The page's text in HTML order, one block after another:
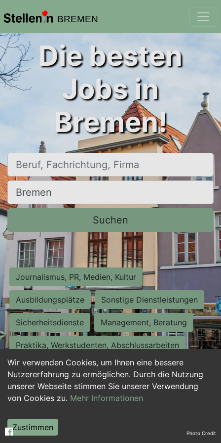
BREMEN
Wir verwenden Cookies, um Ihnen eine bessere
Nutzererfahrung zu ermöglichen. Durch die Nutzung
unserer Webseite stimmen Sie unserer Verwendung
von Cookies zu. Mehr Informationen
Zustimmen
Die besten
Jobs in
Bremen!
Beruf, Fachrichtung, Firma
Ort, Stadt
Suchen
Journalismus, PR, Medien, Kultur
Ausbildungsplätze Sonstige Dienstleistungen
Sicherheitsdienste Management, Beratung
Praktika, Werkstudenten, Abschlussarbeiten
Personalwesen Assistenz, Sekretariat
Hilfskräfte, Aushilfs- und Nebenjobs
Weiterbildung, Studium, duale Ausbildung Photo Credit